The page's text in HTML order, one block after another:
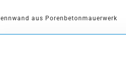
aus Porenbetonmauerwerk